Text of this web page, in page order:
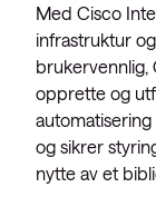
Med Cisco
infrastruktur
brukervennlig,
opprette og
og sikrer
nytte av et